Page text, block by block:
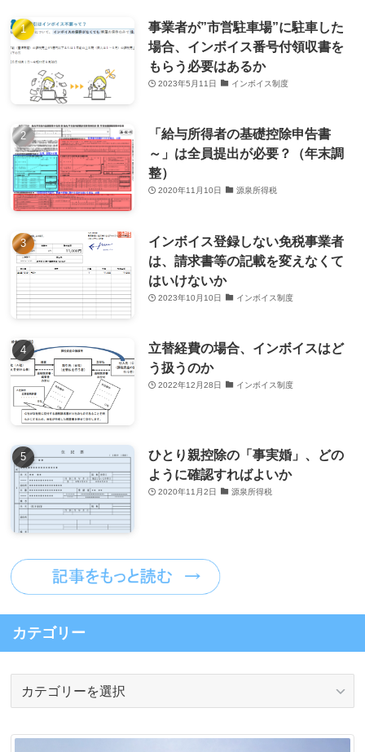
事業者が”市営駐車場”に駐車した
場合、インボイス番号付領収書を
もらう必要はあるか
2023年5月11日 インボイス制度
「給与所得者の基礎控除申告書
～」は全員提出が必要？（年末調
整）
2020年11月10日 源泉所得税
インボイス登録しない免税事業者
は、請求書等の記載を変えなくて
はいけないか
2023年10月10日 インボイス制度
立替経費の場合、インボイスはど
う扱うのか
2022年12月28日 インボイス制度
ひとり親控除の「事実婚」、どの
ように確認すればよいか
2020年11月2日 源泉所得税
カテゴリー
リ